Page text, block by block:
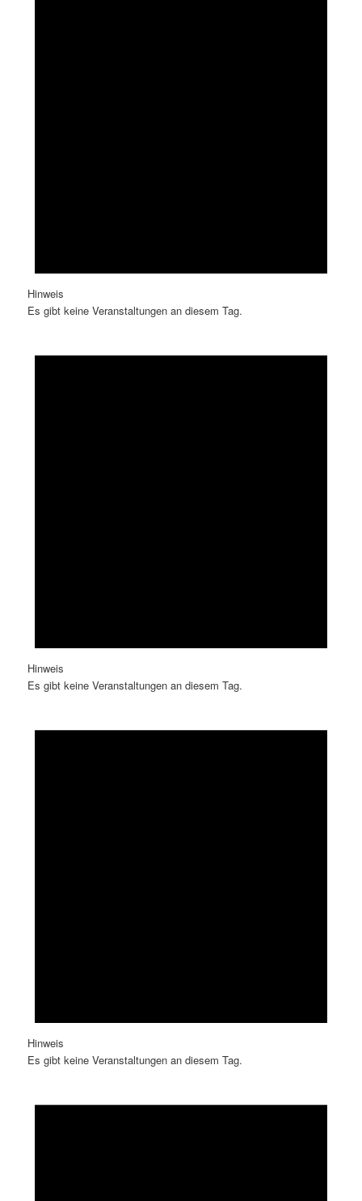
Hinweis
Es gibt keine Veranstaltungen an diesem Tag.
Hinweis
Es gibt keine Veranstaltungen an diesem Tag.
Hinweis
Es gibt keine Veranstaltungen an diesem Tag.